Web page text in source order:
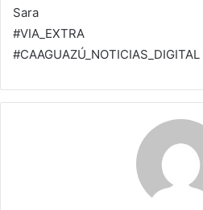
Sara
#VIA_EXTRA
#CAAGUAZÚ_NOTICIAS_DIGITAL